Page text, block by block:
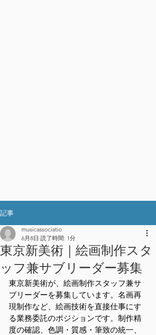
記事
東京新美術｜絵画制作スタ
ッフ兼サブリーダー募集
musicassociatio
6月8日 読了時間: 1分
東京新美術が、絵画制作スタッフ兼サ
ブリーダーを募集しています。名画再
現制作など、絵画技術を直接仕事にす
る業務委託のポジションです。制作精
度の確認、色調・質感・筆致の統一、